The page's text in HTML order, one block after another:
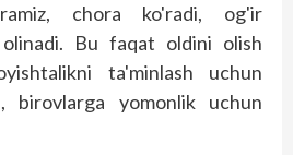
chora ko'radi, og'ir
Bu faqat oldini olish
ta'minlash uchun
birovlarga yomonlik uchun